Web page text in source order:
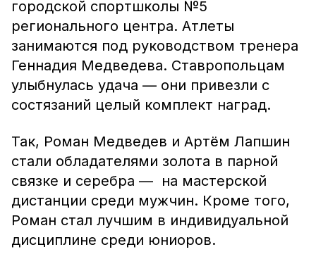
городской спортшколы №5
регионального центра. Атлеты
занимаются под руководством тренера
Геннадия Медведева. Ставропольцам
улыбнулась удача — они привезли с
состязаний целый комплект наград.
Так, Роман Медведев и Артём Лапшин
стали обладателями золота в парной
связке и серебра — на мастерской
дистанции среди мужчин. Кроме того,
Роман стал лучшим в индивидуальной
дисциплине среди юниоров.